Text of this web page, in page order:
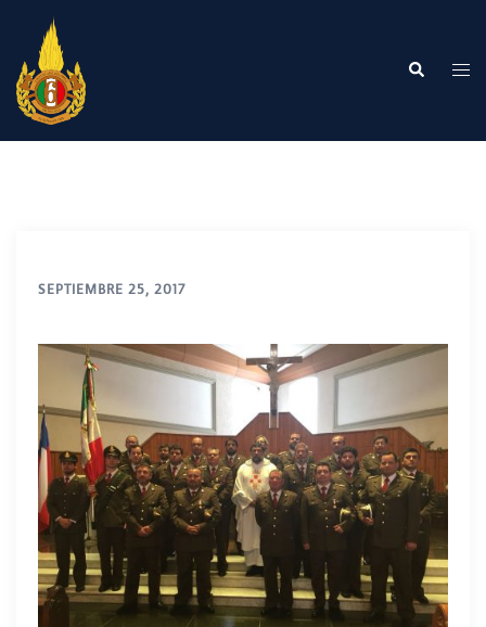
contenido
Buscar
SEPTIEMBRE 25, 2017